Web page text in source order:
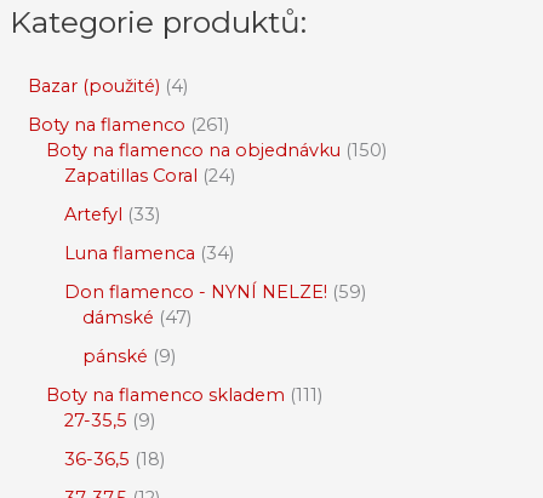
Kategorie produktů:
Bazar (použité) 4
Boty na flamenco 261
Boty na flamenco na objednávku 150
Zapatillas Coral 24
Artefyl 33
Luna flamenca 34
Don flamenco - NYNÍ NELZE! 59
dámské 47
pánské 9
Boty na flamenco skladem 111
27-35,5 9
36-36,5 18